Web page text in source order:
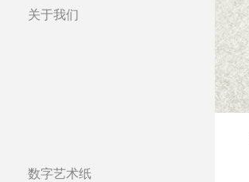
关于我们
数字艺术纸